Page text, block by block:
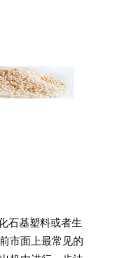
石基塑料或者生
市面上最常见的